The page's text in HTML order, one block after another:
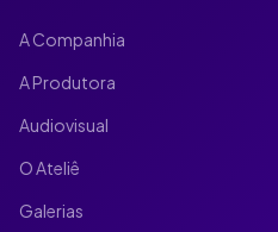
A Companhia
A Produtora
Audiovisual
O Ateliê
Galerias